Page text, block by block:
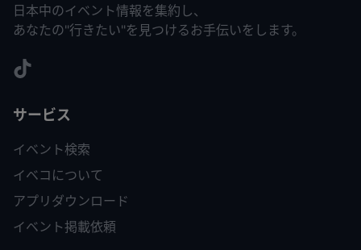
日本中のイベント情報を集約し、
あなたの"行きたい"を見つけるお手伝いをします。
サービス
イベント検索
イベコについて
アプリダウンロード
イベント掲載依頼